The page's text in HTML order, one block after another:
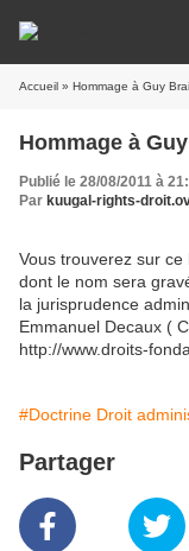
Accueil » Hommage à Guy
Hommage à
Publié le 28/08/2011 à
Par kuugal-rights-
Vous trouverez sur
dont le nom sera
la jurisprudence
Emmanuel Decaux (
http://www.droits-
#Doctrine Droit
Partager